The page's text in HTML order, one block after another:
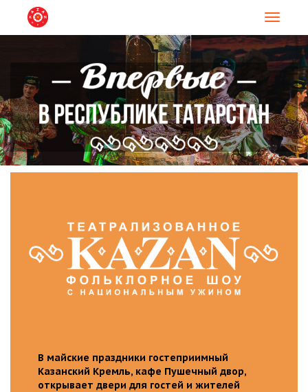
В майские праздники гостеприимный
Казанский Кремль, кафе Пушечный двор,
открывает двери для гостей и жителей